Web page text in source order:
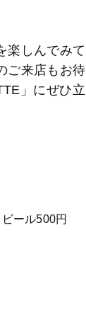
楽しんでみて
ご来店もお待
」にぜひ立
ビール500円